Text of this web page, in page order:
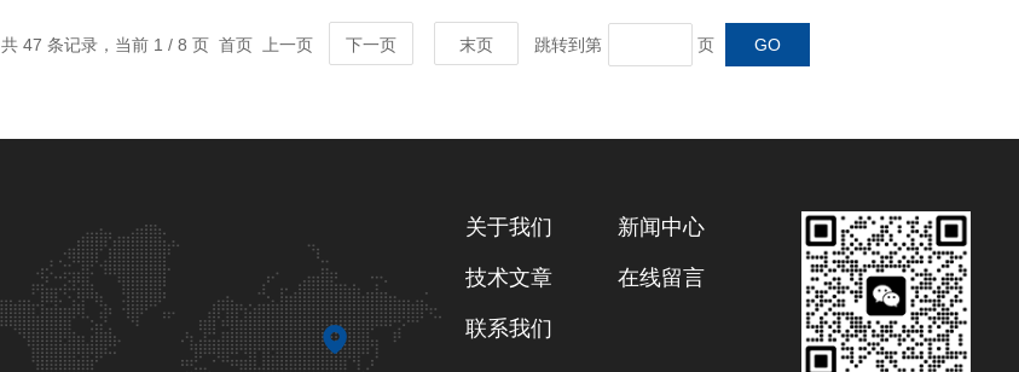
共 47 条记录，当前 1 / 8 页 首页 上一页 下一页 末页 跳转到第 页
关于我们 新闻中心
技术文章 在线留言
联系我们